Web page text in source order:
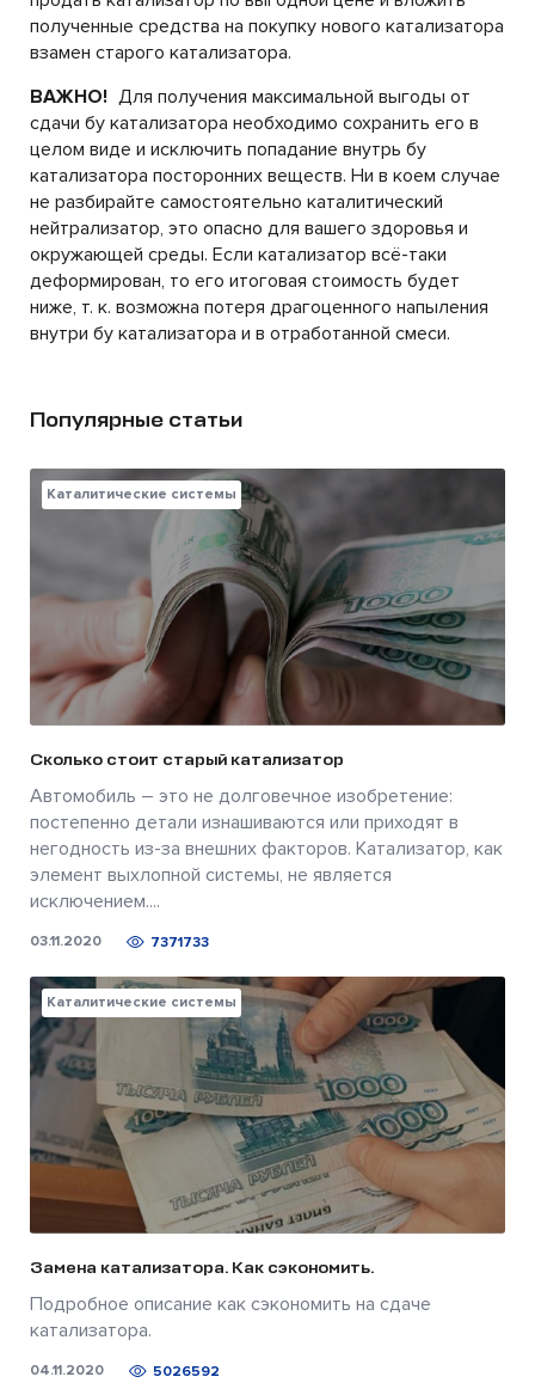
полученные средства на покупку нового катализатора
взамен старого катализатора.
ВАЖНО! Для получения максимальной выгоды от
сдачи бу катализатора необходимо сохранить его в
целом виде и исключить попадание внутрь бу
катализатора посторонних веществ. Ни в коем случае
не разбирайте самостоятельно каталитический
нейтрализатор, это опасно для вашего здоровья и
окружающей среды. Если катализатор всё-таки
деформирован, то его итоговая стоимость будет
ниже, т. к. возможна потеря драгоценного напыления
внутри бу катализатора и в отработанной смеси.
Популярные статьи
Каталитические системы
Сколько стоит старый катализатор
Автомобиль – это не долговечное изобретение:
постепенно детали изнашиваются или приходят в
негодность из-за внешних факторов. Катализатор, как
элемент выхлопной системы, не является
исключением....
03.11.2020 7371733
Каталитические системы
Замена катализатора. Как сэкономить.
Подробное описание как сэкономить на сдаче
катализатора.
04.11.2020 5026592